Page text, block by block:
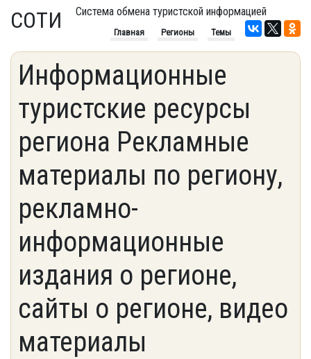
СОТИ Система обмена туристской информацией
Главная Регионы Темы
Информационные
туристские ресурсы
региона Рекламные
материалы по региону,
рекламно-
информационные
издания о регионе,
сайты о регионе, видео
материалы